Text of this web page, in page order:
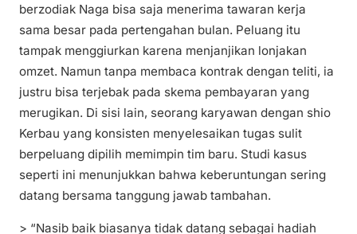
berzodiak Naga bisa saja menerima tawaran kerja
sama besar pada pertengahan bulan. Peluang itu
tampak menggiurkan karena menjanjikan lonjakan
omzet. Namun tanpa membaca kontrak dengan teliti, ia
justru bisa terjebak pada skema pembayaran yang
merugikan. Di sisi lain, seorang karyawan dengan shio
Kerbau yang konsisten menyelesaikan tugas sulit
berpeluang dipilih memimpin tim baru. Studi kasus
seperti ini menunjukkan bahwa keberuntungan sering
datang bersama tanggung jawab tambahan.
> “Nasib baik biasanya tidak datang sebagai hadiah